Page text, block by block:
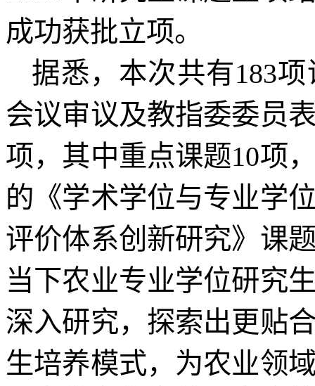
成功获批立项。
据悉，本次共有183
会议审议及教指委委员
项，其中重点课题10项
的《学术学位与专业学
评价体系创新研究》课
当下农业专业学位研究
深入研究，探索出更贴
生培养模式，为农业领